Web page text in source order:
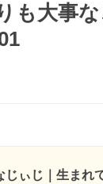
も大事
じぃじ｜生まれ